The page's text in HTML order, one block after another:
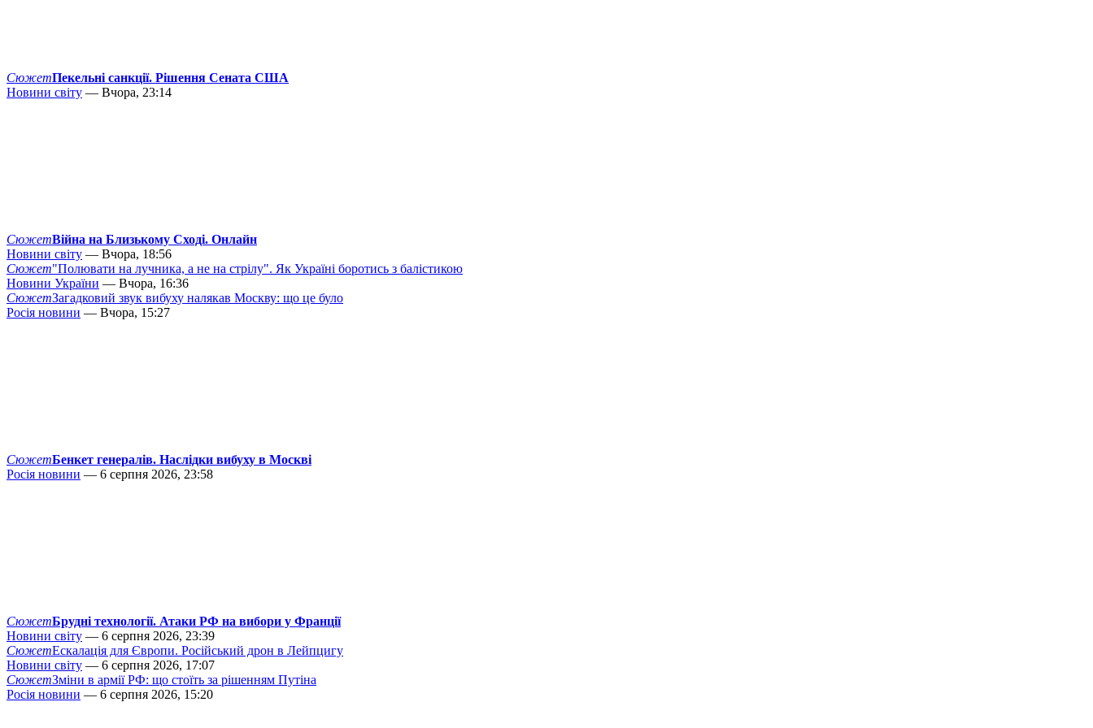
СюжетПекельні санкції. Рішення Сената США
Новини світу — Вчора, 23:14
СюжетВійна на Близькому Сході. Онлайн
Новини світу — Вчора, 18:56
Сюжет"Полювати на лучника, а не на стрілу". Як Україні боротись з балістикою
Новини України — Вчора, 16:36
СюжетЗагадковий звук вибуху налякав Москву: що це було
Росія новини — Вчора, 15:27
СюжетБенкет генералів. Наслідки вибуху в Москві
Росія новини — 6 серпня 2026, 23:58
СюжетБрудні технології. Атаки РФ на вибори у Франції
Новини світу — 6 серпня 2026, 23:39
СюжетЕскалація для Європи. Російський дрон в Лейпцигу
Новини світу — 6 серпня 2026, 17:07
СюжетЗміни в армії РФ: що стоїть за рішенням Путіна
Росія новини — 6 серпня 2026, 15:20